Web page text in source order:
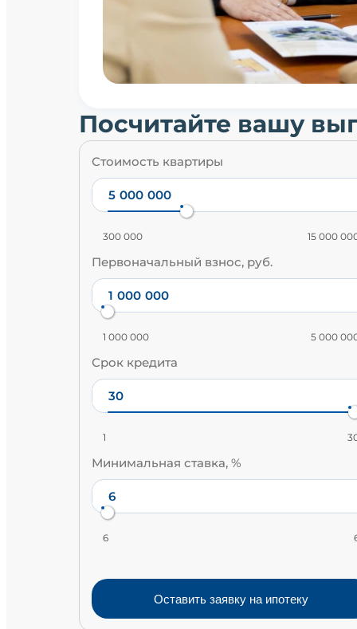
Посчитайте вашу
Стоимость квартиры
300 000 15 000
Первоначальный взнос, руб.
1 000 000 5 000
Срок кредита
1
Минимальная ставка, %
6
Оставить заявку на ипотеку